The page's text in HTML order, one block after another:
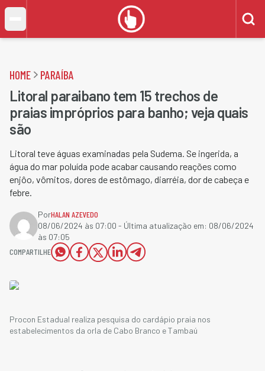
HOME PARAÍBA
Litoral paraibano tem 15 trechos de
praias impróprios para banho; veja quais
são
Litoral teve águas examinadas pela Sudema. Se ingerida, a
água do mar poluída pode acabar causando reações como
enjôo, vômitos, dores de estômago, diarréia, dor de cabeça e
febre.
PorHALAN AZEVEDO
08/06/2024 às 07:00 - Última atualização em: 08/06/2024
às 07:05
COMPARTILHE
Procon Estadual realiza pesquisa do cardápio praia nos
estabelecimentos da orla de Cabo Branco e Tambaú